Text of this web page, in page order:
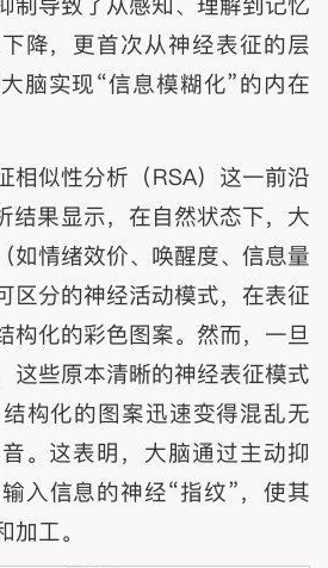
降，更首次从神经表征的层
脑实现“信息模糊化”的内在
相似性分析（RSA）这一前沿
结果显示，在自然状态下，大
如情绪效价、唤醒度、信息量
区分的神经活动模式，在表征
构化的彩色图案。然而，一旦
这些原本清晰的神经表征模式
构化的图案迅速变得混乱无
。这表明，大脑通过主动抑
入信息的神经“指纹”，使其
工。